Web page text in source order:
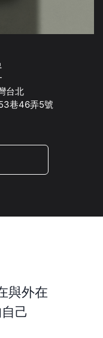
台北
巷46弄5號
與外在
己